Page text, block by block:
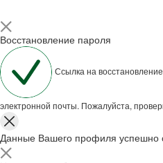
Восстановление пароля
Ссылка на
электронной почты. Пожалуйста,
Данные Вашего профиля успешно